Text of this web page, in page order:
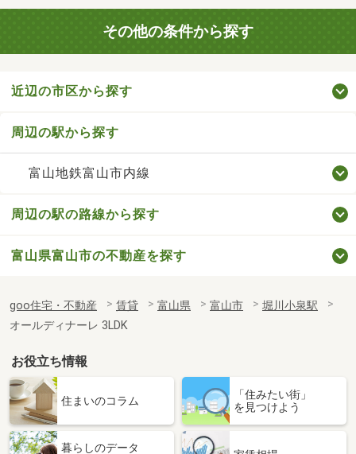
その他の条件から探す
近辺の市区から探す
周辺の駅から探す
富山地鉄富山市内線
周辺の駅の路線から探す
富山県富山市の不動産を探す
goo住宅・不動産 賃貸 富山県 富山市
堀川小泉駅
オールディナーレ 3LDK
お役立ち情報
住まいのコラム
「住みたい街」
を見つけよう
暮らしのデータ